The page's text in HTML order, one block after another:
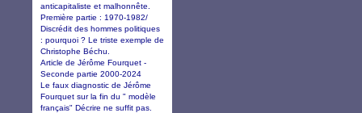
anticapitaliste et malhonnête.
Première partie : 1970-1982/
Discrédit des hommes politiques
: pourquoi ? Le triste exemple de
Christophe Béchu.
Article de Jérôme Fourquet -
Seconde partie 2000-2024
Le faux diagnostic de Jérôme
Fourquet sur la fin du " modèle
français" Décrire ne suffit pas.